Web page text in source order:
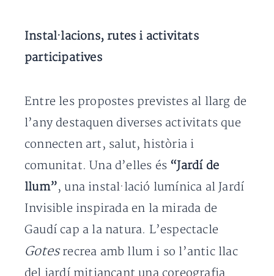
Instal·lacions, rutes i activitats
participatives
Entre les propostes previstes al llarg de
l’any destaquen diverses activitats que
connecten art, salut, història i
comunitat. Una d’elles és “Jardí de
llum”, una instal·lació lumínica al Jardí
Invisible inspirada en la mirada de
Gaudí cap a la natura. L’espectacle
Gotesrecrea amb llum i so l’antic llac